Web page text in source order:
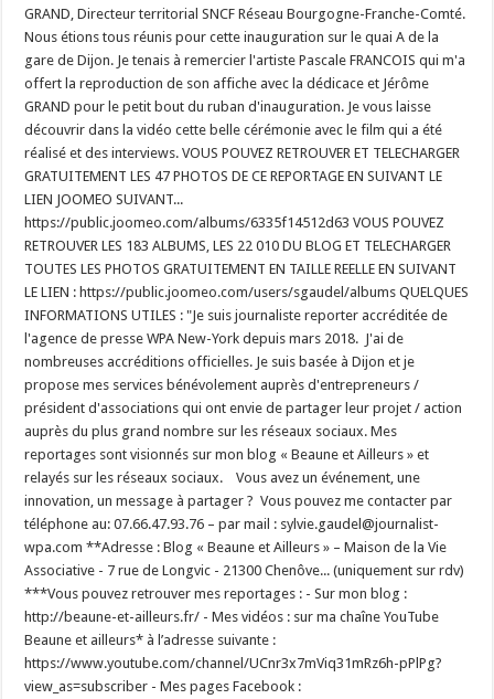
GRAND, Directeur territorial SNCF Réseau Bourgogne-Franche-Comté.
Nous étions tous réunis pour cette inauguration sur le quai A de la
gare de Dijon. Je tenais à remercier l'artiste Pascale FRANCOIS qui m'a
offert la reproduction de son affiche avec la dédicace et Jérôme
GRAND pour le petit bout du ruban d'inauguration. Je vous laisse
découvrir dans la vidéo cette belle cérémonie avec le film qui a été
réalisé et des interviews. VOUS POUVEZ RETROUVER ET TELECHARGER
GRATUITEMENT LES 47 PHOTOS DE CE REPORTAGE EN SUIVANT LE
LIEN JOOMEO SUIVANT...
https://public.joomeo.com/albums/6335f14512d63 VOUS POUVEZ
RETROUVER LES 183 ALBUMS, LES 22 010 DU BLOG ET TELECHARGER
TOUTES LES PHOTOS GRATUITEMENT EN TAILLE REELLE EN SUIVANT
LE LIEN : https://public.joomeo.com/users/sgaudel/albums QUELQUES
INFORMATIONS UTILES : "Je suis journaliste reporter accréditée de
l'agence de presse WPA New-York depuis mars 2018. J'ai de
nombreuses accréditions officielles. Je suis basée à Dijon et je
propose mes services bénévolement auprès d'entrepreneurs /
président d'associations qui ont envie de partager leur projet / action
auprès du plus grand nombre sur les réseaux sociaux. Mes
reportages sont visionnés sur mon blog « Beaune et Ailleurs » et
relayés sur les réseaux sociaux. Vous avez un événement, une
innovation, un message à partager ? Vous pouvez me contacter par
téléphone au: 07.66.47.93.76 – par mail : sylvie.gaudel@journalist-
wpa.com **Adresse : Blog « Beaune et Ailleurs » – Maison de la Vie
Associative - 7 rue de Longvic - 21300 Chenôve... (uniquement sur rdv)
***Vous pouvez retrouver mes reportages : - Sur mon blog :
http://beaune-et-ailleurs.fr/ - Mes vidéos : sur ma chaîne YouTube
Beaune et ailleurs* à l’adresse suivante :
https://www.youtube.com/channel/UCnr3x7mViq31mRz6h-pPlPg?
view_as=subscriber - Mes pages Facebook :